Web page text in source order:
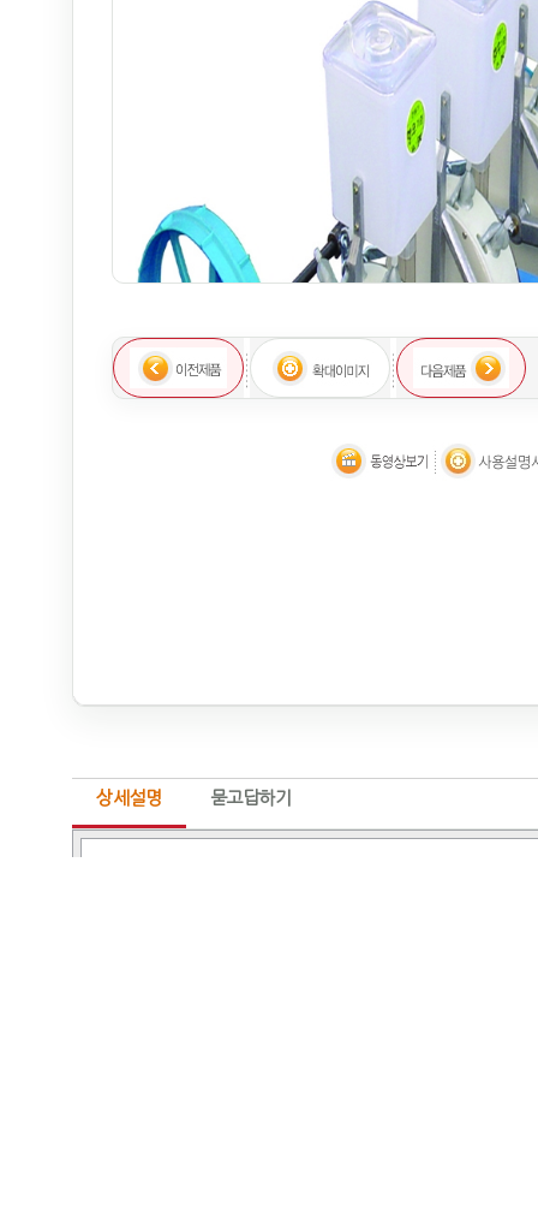
상세설명 묻고답하기